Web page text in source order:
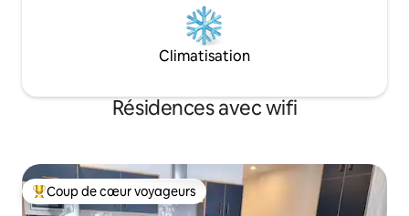
Climatisation
Résidences avec wifi
Coups de cœur voyageurs les plus appréciés
Coup de cœur voyageurs